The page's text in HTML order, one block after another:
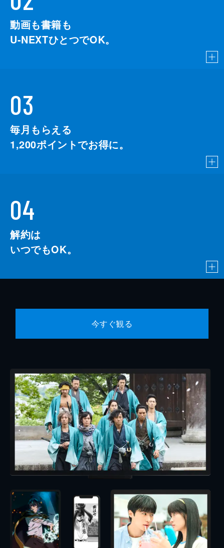
動画も書籍も
U-NEXTひとつでOK。
03
毎月もらえる
1,200ポイントでお得に。
04
解約は
いつでもOK。
今すぐ観る